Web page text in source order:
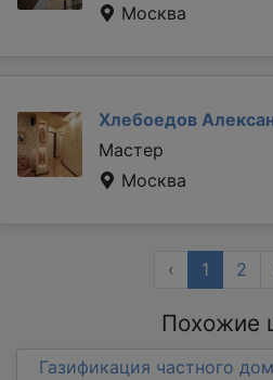
Москва
Хлебоедов
Мастер
Москва
‹ 1 2
Похожие
Газификация частного